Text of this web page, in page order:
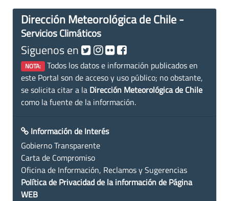
Dirección Meteorológica de Chile -
Servicios Climáticos
Siguenos en
NOTA: Todos los datos e información publicados en
este Portal son de acceso y uso público; no obstante,
se solicita citar a la Dirección Meteorológica de Chile
como la fuente de la información.
Información de Interés
Gobierno Transparente
Carta de Compromiso
Oficina de Información, Reclamos y Sugerencias
Política de Privacidad de la información de Página
WEB